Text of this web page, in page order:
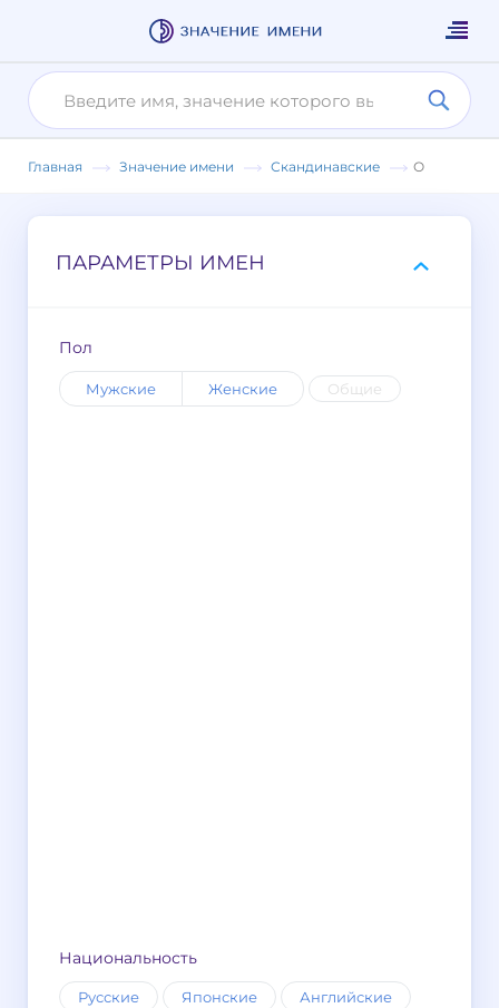
Главная Значение имени Скандинавские О
ПАРАМЕТРЫ ИМЕН
Пол
Мужские Женские Общие
Национальность
Русские Японские Английские